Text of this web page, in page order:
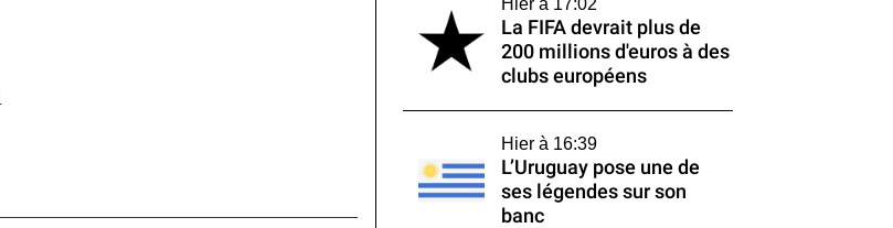
Hier à 17:02
La FIFA devrait plus de
200 millions d'euros à des
clubs européens
Hier à 16:39
L’Uruguay pose une de
ses légendes sur son
banc